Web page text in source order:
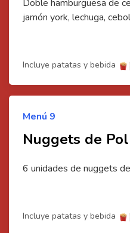
Doble hamburguesa de
jamón york, lechuga,
Incluye patatas y bebida
Menú 9
Nuggets de
6 unidades de nuggets
Incluye patatas y bebida